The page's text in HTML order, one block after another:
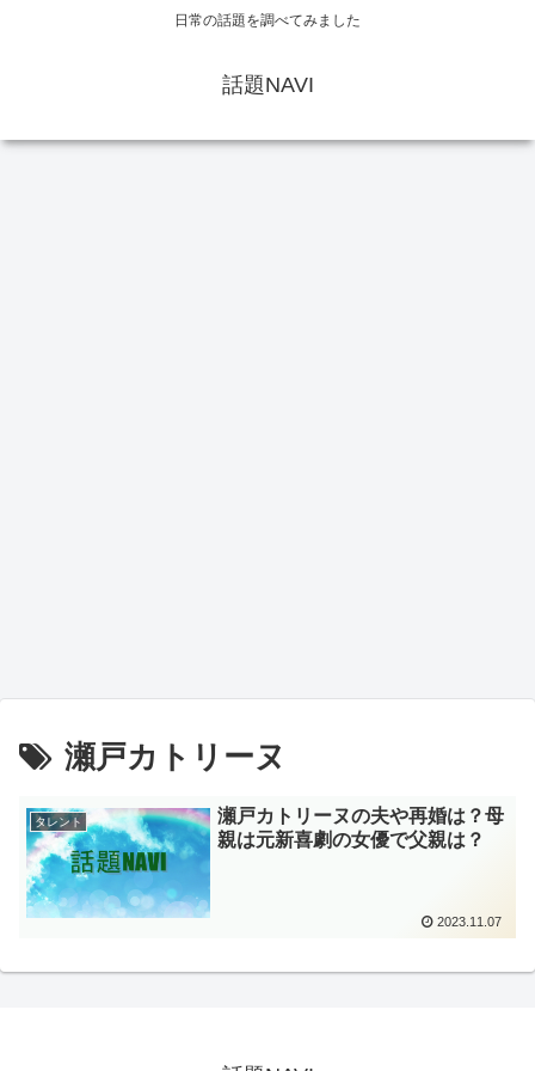
日常の話題を調べてみました
話題NAVI
瀬戸カトリーヌ
タレント
瀬戸カトリーヌの夫や再婚は？母
親は元新喜劇の女優で父親は？
2023.11.07